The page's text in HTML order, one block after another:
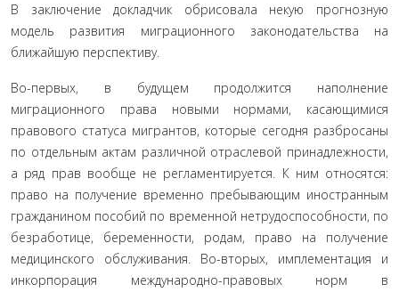
В заключение докладчик обрисовала некую про­гнозную
модель развития миграционного законода­тельства на
ближайшую перспективу.
Во-первых, в будущем продолжится наполнение
миграционного права новыми нормами, касающи­мися
правового статуса мигрантов, которые сегодня разбросаны
по отдельным актам различной отрас­левой принадлежности,
а ряд прав вообще не регла­ментируется. К ним относятся:
право на получение временно пребывающим иностранным
граждани­ном пособий по временной нетрудоспособности, по
безработице, беременности, родам, право на полу­чение
медицинского обслуживания. Во-вторых, им­плементация и
инкорпорация международно-пра­вовых норм в